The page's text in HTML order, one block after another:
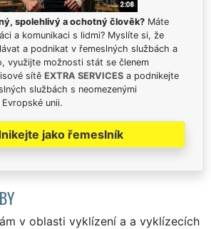
spolehlivý a ochotný člověk? Máte
a komunikaci s lidmi? Myslíte si, že
a podnikat v řemeslných službách a
využijte možnosti stát se členem
sítě EXTRA SERVICES a podnikejte
službách s neomezenými
unii.
jako řemeslník
v oblasti vyklízení a a vyklízecích